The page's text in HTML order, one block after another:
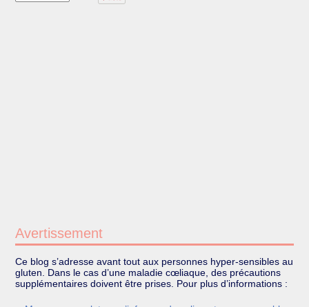
Avertissement
Ce blog s’adresse avant tout aux personnes hyper-sensibles au
gluten. Dans le cas d’une maladie cœliaque, des précautions
supplémentaires doivent être prises. Pour plus d’informations :